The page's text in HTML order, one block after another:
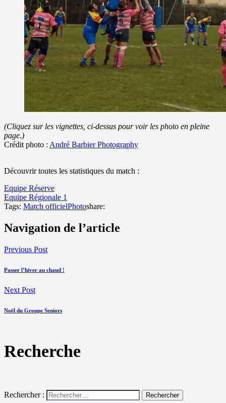
(Cliquez sur les vignettes, ci-dessus pour voir les photo en pleine
page.)
Crédit photo : André Barbier Photography
Découvrir toutes les statistiques du match :
Equipe Réserve
Equipe Régionale 1
Tags: Match officielPhotoshare:
Navigation de l’article
Previous Post
Passer l’hiver au chaud !
Next Post
Noël du Groupe Seniors
Recherche
Rechercher :